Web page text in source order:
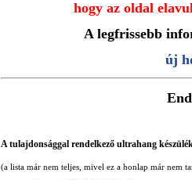
hogy az oldal
A legfrissebb
új
A tulajdonsággal rendelkező ultrahang
(a lista már nem teljes, mivel ez a honlap már nem